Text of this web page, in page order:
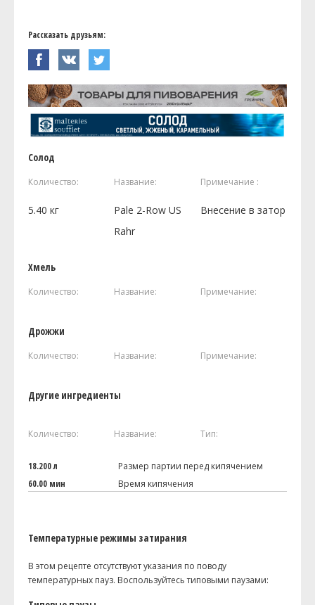
Рассказать друзьям:
Солод
Количество: Название: Примечание :
5.40 кг
Pale 2-Row US
Rahr
Внесение в затор
Хмель
Количество: Название: Примечание:
Дрожжи
Количество: Название: Примечание:
Другие ингредиенты
Количество: Название: Тип:
18.200 л
Размер партии перед кипячением
60.00 мин
Время кипячения
Температурные режимы затирания
В этом рецепте отсутствуют указания по поводу
температурных пауз. Воспользуйтесь типовыми паузами: